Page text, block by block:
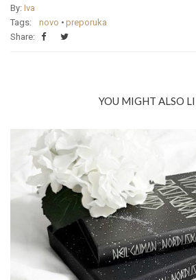
By: Iva
Tags:
novo • preporuka
Share:
YOU MIGHT ALSO